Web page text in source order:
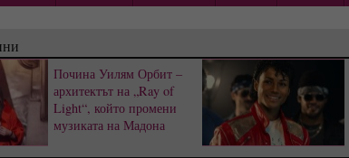
Почина Уилям Орбит –
архитектът на „Ray of
Light“, който промени
музиката на Мадона